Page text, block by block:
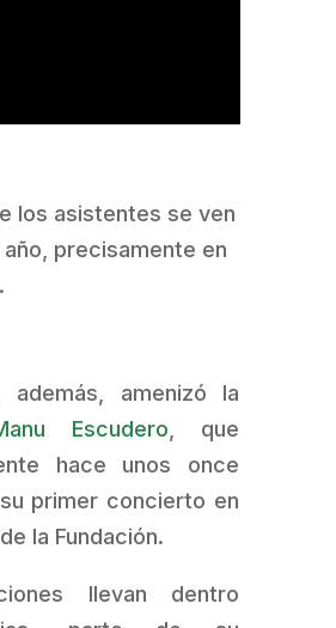
los asistentes se ven
año, precisamente en
además, amenizó la
Escudero, que
hace unos once
primer concierto en
la Fundación.
llevan dentro